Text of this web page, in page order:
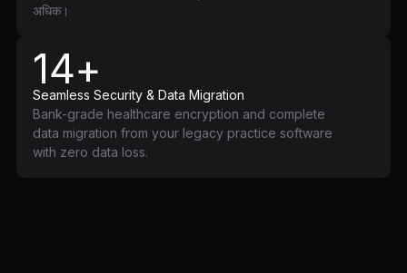
अधिक।
14+
Seamless Security & Data Migration
Bank-grade healthcare encryption and complete
data migration from your legacy practice software
with zero data loss.